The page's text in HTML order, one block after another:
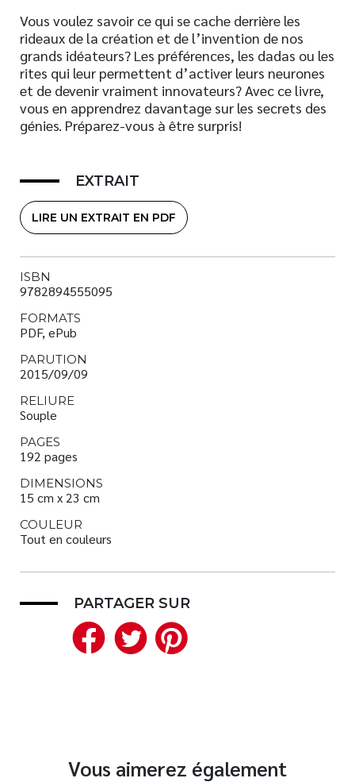
Vous voulez savoir ce qui se cache derrière les
rideaux de la création et de l’invention de nos
grands idéateurs? Les préférences, les dadas ou les
rites qui leur permettent d’activer leurs neurones
et de devenir vraiment innovateurs? Avec ce livre,
vous en apprendrez davantage sur les secrets des
génies. Préparez-vous à être surpris!
EXTRAIT
LIRE UN EXTRAIT EN PDF
ISBN
9782894555095
FORMATS
PDF, ePub
PARUTION
2015/09/09
RELIURE
Souple
PAGES
192 pages
DIMENSIONS
15 cm x 23 cm
COULEUR
Tout en couleurs
PARTAGER SUR
Facebook
Twitter
Vous aimerez également